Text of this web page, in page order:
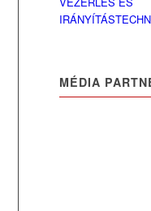
MÉDIA